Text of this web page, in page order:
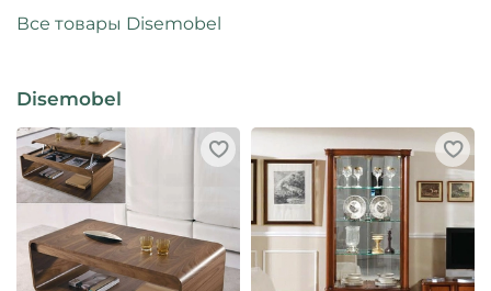
Все товары Disemobel
Disemobel